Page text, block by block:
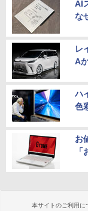
AI
な
レ
A
ハ
色
お
本サイトのご利用に